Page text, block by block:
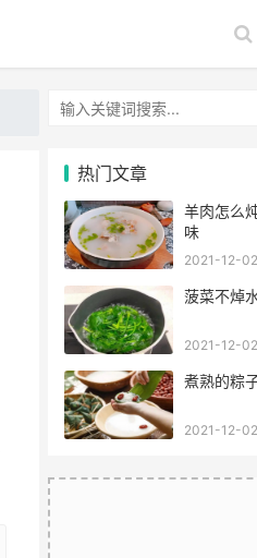
热门文章
羊肉怎么
味
2021-12-02
菠菜不焯
2021-12-02
煮熟的粽
2021-12-02